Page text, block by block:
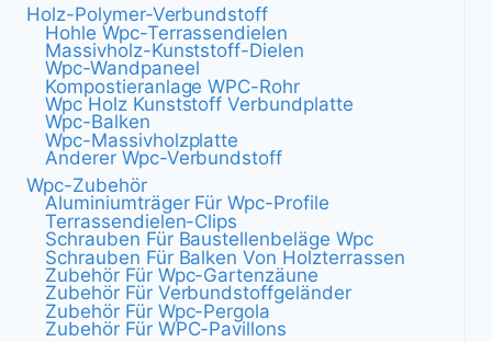
Holz-Polymer-Verbundstoff
Hohle Wpc-Terrassendielen
Massivholz-Kunststoff-Dielen
Wpc-Wandpaneel
Kompostieranlage WPC-Rohr
Wpc Holz Kunststoff Verbundplatte
Wpc-Balken
Wpc-Massivholzplatte
Anderer Wpc-Verbundstoff
Wpc-Zubehör
Aluminiumträger Für Wpc-Profile
Terrassendielen-Clips
Schrauben Für Baustellenbeläge Wpc
Schrauben Für Balken Von Holzterrassen
Zubehör Für Wpc-Gartenzäune
Zubehör Für Verbundstoffgeländer
Zubehör Für Wpc-Pergola
Zubehör Für WPC-Pavillons